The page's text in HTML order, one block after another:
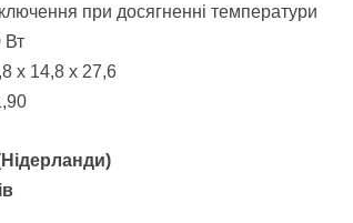
при досягненні температури
Вт
х 14,8 х 27,6